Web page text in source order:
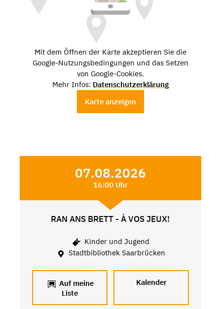
Mit dem Öffnen der Karte akzeptieren Sie die
Google-Nutzungsbedingungen und das Setzen
von Google-Cookies.
Mehr Infos: Datenschutzerklärung
Karte anzeigen
07.08.2026
16:00 Uhr
RAN ANS BRETT - À VOS JEUX!
Kinder und Jugend
Stadtbibliothek Saarbrücken
Auf meine
Liste
Kalender